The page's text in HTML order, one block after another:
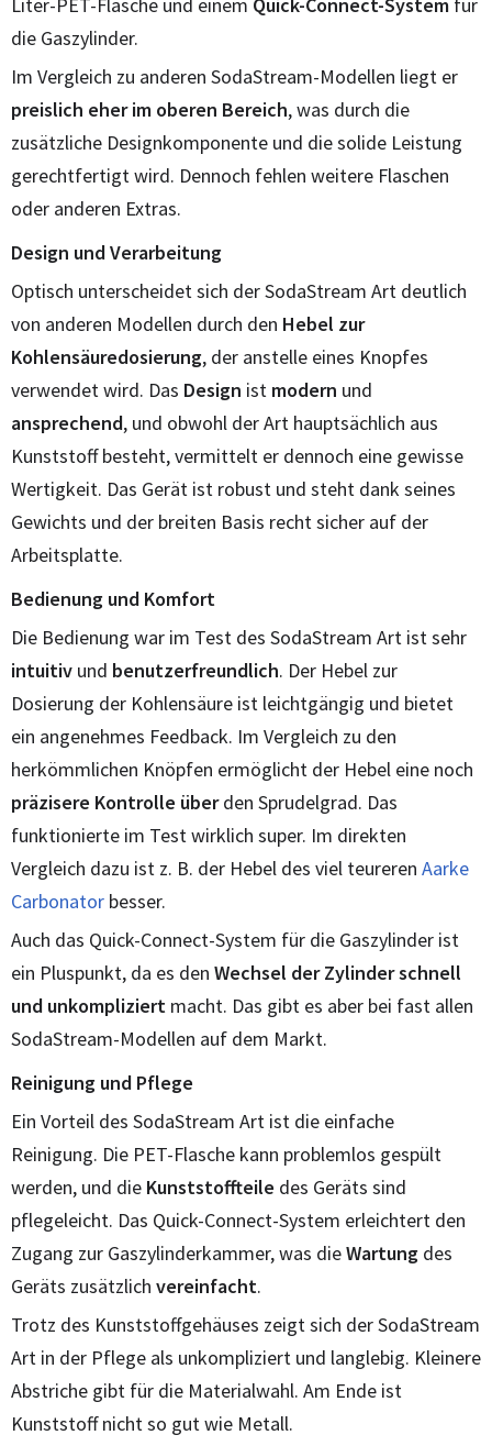
die Gaszylinder.
Im Vergleich zu anderen SodaStream-Modellen liegt er
preislich eher im oberen Bereich, was durch die
zusätzliche Designkomponente und die solide Leistung
gerechtfertigt wird. Dennoch fehlen weitere Flaschen
oder anderen Extras.
Design und Verarbeitung
Optisch unterscheidet sich der SodaStream Art deutlich
von anderen Modellen durch den Hebel zur
Kohlensäuredosierung, der anstelle eines Knopfes
verwendet wird. Das Design ist modern und
ansprechend, und obwohl der Art hauptsächlich aus
Kunststoff besteht, vermittelt er dennoch eine gewisse
Wertigkeit. Das Gerät ist robust und steht dank seines
Gewichts und der breiten Basis recht sicher auf der
Arbeitsplatte.
Bedienung und Komfort
Die Bedienung war im Test des SodaStream Art ist sehr
intuitiv und benutzerfreundlich. Der Hebel zur
Dosierung der Kohlensäure ist leichtgängig und bietet
ein angenehmes Feedback. Im Vergleich zu den
herkömmlichen Knöpfen ermöglicht der Hebel eine noch
präzisere Kontrolle überden Sprudelgrad. Das
funktionierte im Test wirklich super. Im direkten
Vergleich dazu ist z. B. der Hebel des viel teureren Aarke
Carbonator besser.
Auch das Quick-Connect-System für die Gaszylinder ist
ein Pluspunkt, da es den Wechsel der Zylinder schnell
und unkompliziert macht. Das gibt es aber bei fast allen
SodaStream-Modellen auf dem Markt.
Reinigung und Pflege
Ein Vorteil des SodaStream Art ist die einfache
Reinigung. Die PET-Flasche kann problemlos gespült
werden, und die Kunststoffteile des Geräts sind
pflegeleicht. Das Quick-Connect-System erleichtert den
Zugang zur Gaszylinderkammer, was dieWartung des
Geräts zusätzlich vereinfacht.
Trotz des Kunststoffgehäuses zeigt sich der SodaStream
Art in der Pflege als unkompliziert und langlebig. Kleinere
Abstriche gibt für die Materialwahl. Am Ende ist
Kunststoff nicht so gut wie Metall.